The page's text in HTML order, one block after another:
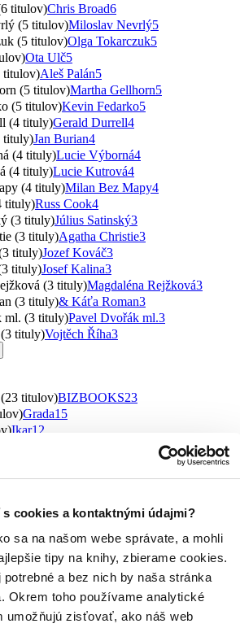
cookies a kontaktnými údajmi?
sa na našom webe správate, a mohli
tipy na knihy, zbierame cookies.
potrebné a bez nich by naša stránka
Okrem toho používame analytické
umožňujú zisťovať, ako náš web
titulov)Chris Broad6
(5 titulov)Miloslav Nevrlý5
(5 titulov)Olga Tokarczuk5
Ota Ulč5
titulov)Aleš Palán5
(5 titulov)Martha Gellhorn5
(5 titulov)Kevin Fedarko5
(4 tituly)Gerald Durrell4
tituly)Jan Burian4
(4 tituly)Lucie Výborná4
(4 tituly)Lucie Kutrová4
(4 tituly)Milan Bez Mapy4
tituly)Russ Cook4
(3 tituly)Július Satinský3
(3 tituly)Agatha Christie3
tituly)Jozef Kováč3
tituly)Josef Kalina3
(3 tituly)Magdaléna Rejžková3
(3 tituly)& Káťa Roman3
ml. (3 tituly)Pavel Dvořák ml.3
tituly)Vojtěch Říha3
titulov)BIZBOOKS23
Grada15
Ikar12
titulov)Tympanum7
(6 titulov)Penguin Books6
Host5
Galén5
Témbr5
KAZDA (5 titulov)Nakladatelství
N Press4